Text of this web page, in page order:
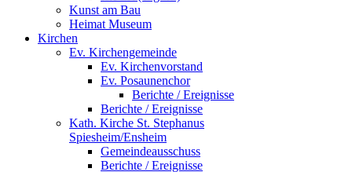
Kunst am Bau
Heimat Museum
Kirchen
Ev. Kirchengemeinde
Ev. Kirchenvorstand
Ev. Posaunenchor
Berichte / Ereignisse
Berichte / Ereignisse
Kath. Kirche St. Stephanus
Spiesheim/Ensheim
Gemeindeausschuss
Berichte / Ereignisse